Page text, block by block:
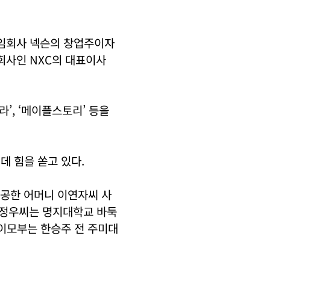
회사 넥슨의 창업주이자
사인 NXC의 대표이사
‘메이플스토리’ 등을
힘을 쏟고 있다.
한 어머니 이연자씨 사
우씨는 명지대학교 바둑
모부는 한승주 전 주미대